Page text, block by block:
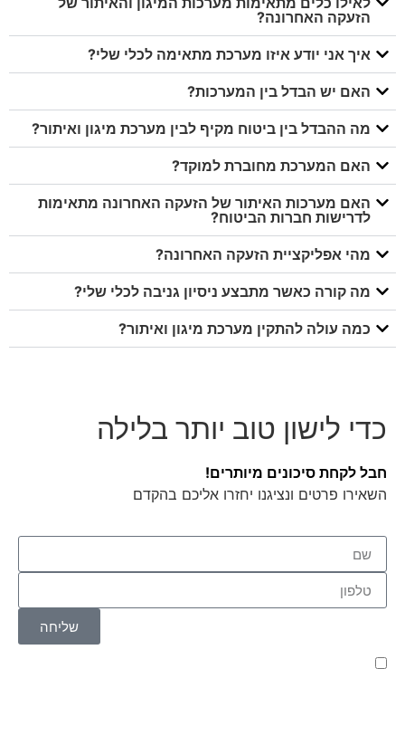
הזעקה האחרונה?
איך אני יודע איזו מערכת מתאימה לכלי שלי?
האם יש הבדל בין המערכות?
מה ההבדל בין ביטוח מקיף לבין מערכת מיגון ואיתור?
האם המערכת מחוברת למוקד?
האם מערכות האיתור של הזעקה האחרונה מתאימות
לדרישות חברות הביטוח?
מהי אפליקציית הזעקה האחרונה?
מה קורה כאשר מתבצע ניסיון גניבה לכלי שלי?
כמה עולה להתקין מערכת מיגון ואיתור?
כדי לישון טוב יותר בלילה
חבל לקחת סיכונים מיותרים!
השאירו פרטים ונציגנו יחזרו אליכם בהקדם
שליחה